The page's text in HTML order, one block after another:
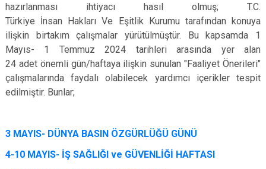
hazırlanması ihtiyacı hasıl olmuş; T.C.
Türkiye İnsan Hakları Ve Eşitlik Kurumu tarafından konuya
ilişkin birtakım çalışmalar yürütülmüştür. Bu kapsamda 1
Mayıs- 1 Temmuz 2024 tarihleri arasında yer alan
24 adet önemli gün/haftaya ilişkin sunulan "Faaliyet Önerileri"
çalışmalarında faydalı olabilecek yardımcı içerikler tespit
edilmiştir. Bunlar;
3 MAYIS- DÜNYA BASIN ÖZGÜRLÜĞÜ GÜNÜ
4-10 MAYIS- İŞ SAĞLIĞI ve GÜVENLİĞİ HAFTASI